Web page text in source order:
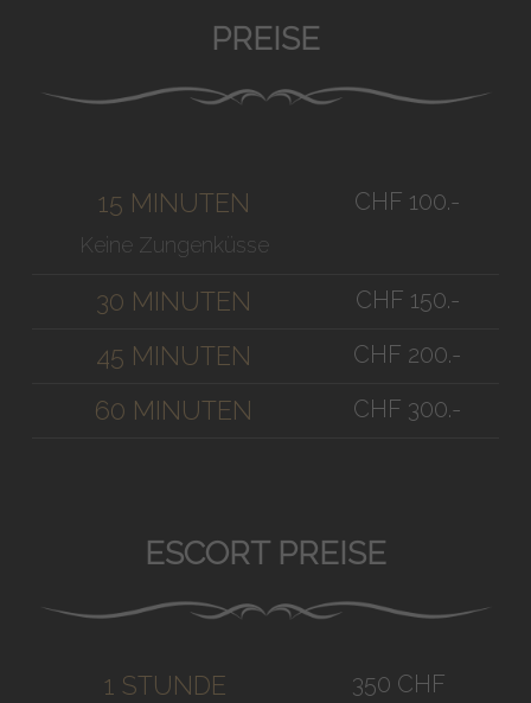
PREISE
15 MINUTEN
Keine Zungenküsse
CHF 100.-
30 MINUTEN CHF 150.-
45 MINUTEN CHF 200.-
60 MINUTEN CHF 300.-
ESCORT PREISE
1 STUNDE 350 CHF